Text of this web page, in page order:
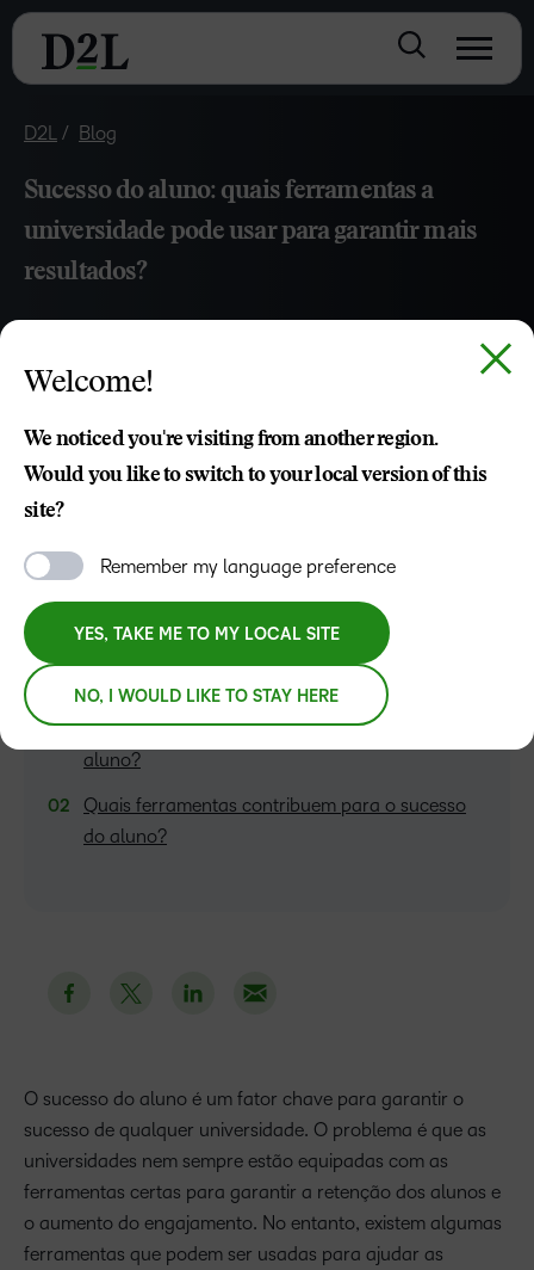
D2L Blog
Sucesso do aluno: quais ferramentas a
universidade pode usar para garantir mais
resultados?
Entenda qual a importância da análise de dados
educacionais e como ela contribui para o treinamento
corporativo da sua empresa.
O sucesso do aluno é um fator chave para garantir o
sucesso de qualquer universidade. O problema é que as
universidades nem sempre estão equipadas com as
ferramentas certas para garantir a retenção dos alunos e
o aumento do engajamento. No entanto, existem algumas
ferramentas que podem ser usadas para ajudar as
ÍNDICE
Por que é importante investir no sucesso do
aluno?
Quais ferramentas contribuem para o sucesso
do aluno?
Welcome!
We noticed you're visiting from another region.
Would you like to switch to your local version of this
site?
Remember my language preference
YES, TAKE ME TO MY LOCAL SITE
NO, I WOULD LIKE TO STAY HERE